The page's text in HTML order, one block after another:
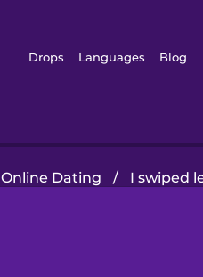
Drops Languages Blog
Online Dating / I swiped